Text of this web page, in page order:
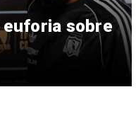
euforia sobre